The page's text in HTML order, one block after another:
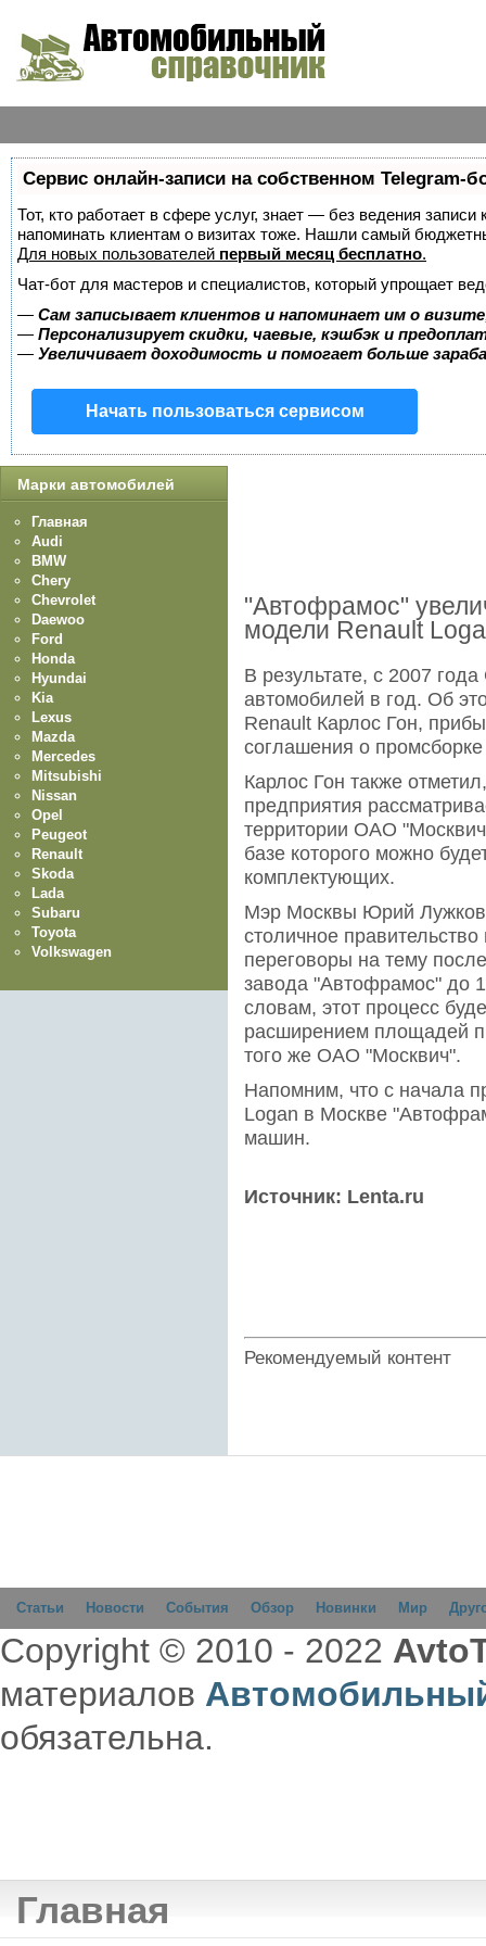
Сервис онлайн-записи на собственном Telegram-
Тот, кто работает в сфере услуг, знает — без ведения
напоминать клиентам о визитах тоже. Нашли самый
Для новых пользователей первый месяц бесплатно.
Чат-бот для мастеров и специалистов, который упрощает
— Сам записывает клиентов и напоминает им о
— Персонализирует скидки, чаевые, кэшбэк и
— Увеличивает доходимость и помогает больше
Начать пользоваться сервисом
"Автофрамос"
модели Renault
В результате, с 2007
автомобилей в год. Об
Renault Карлос Гон,
соглашения о
Карлос Гон также
предприятия
территории ОАО
базе которого можно
комплектующих.
Мэр Москвы Юрий
столичное
переговоры на тему
завода "Автофрамос" до
словам, этот процесс
расширением площадей
того же ОАО "Москвич".
Напомним, что с начала
Logan в Москве
машин.
Источник: Lenta.ru
Рекомендуемый контент
Марки автомобилей
Главная
Audi
BMW
Chery
Chevrolet
Daewoo
Ford
Honda
Hyundai
Kia
Lexus
Mazda
Mercedes
Mitsubishi
Nissan
Opel
Peugeot
Renault
Skoda
Lada
Subaru
Toyota
Volkswagen
Статьи Новости События Обзор Новинки Мир
Copyright © 2010 - 2022
материалов
обязательна.
Главная